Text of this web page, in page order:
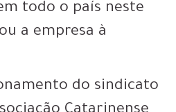
todo o país neste
a empresa à
do sindicato